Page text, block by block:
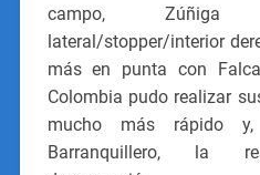
campo, Zúñiga
lateral/stopper/interior
más en punta con
Colombia pudo realizar
mucho más rápido
Barranquillero, la